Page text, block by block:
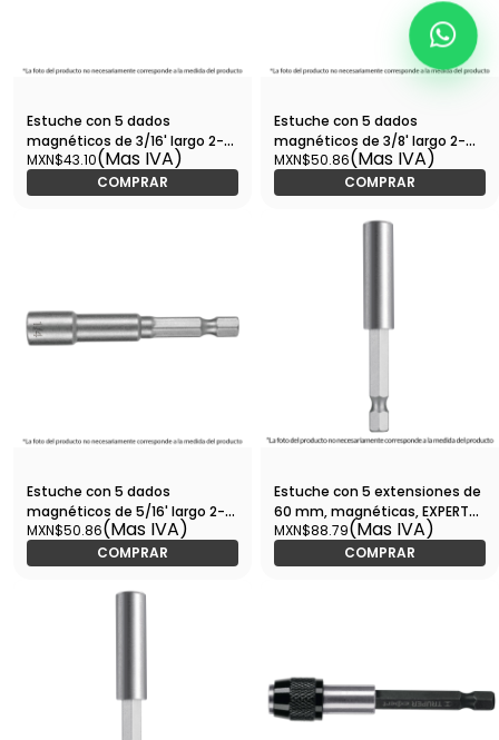
Estuche con 5 dados
magnéticos de 3/16' largo 2-
1/2', Expert-PUDE-9018 / 12895
MXN$43.10(Mas IVA)
COMPRAR
Estuche con 5 dados
magnéticos de 3/8' largo 2-
1/2', Expert-PUDE-9027 / 12940
MXN$50.86(Mas IVA)
COMPRAR
Estuche con 5 dados
magnéticos de 5/16' largo 2-
1/2', Expert-PUDE-9031 / 12942
MXN$50.86(Mas IVA)
COMPRAR
Estuche con 5 extensiones de
60 mm, magnéticas, EXPERT-
PUDE-9060 / 11867
MXN$88.79(Mas IVA)
COMPRAR